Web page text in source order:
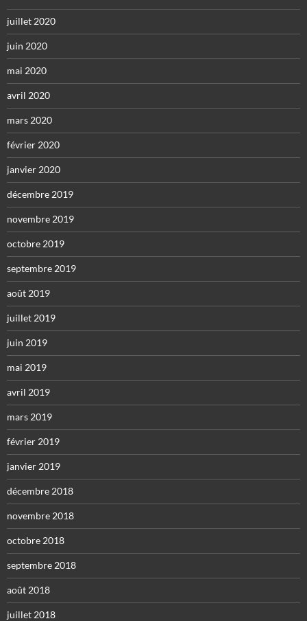
juillet 2020
juin 2020
mai 2020
avril 2020
mars 2020
février 2020
janvier 2020
décembre 2019
novembre 2019
octobre 2019
septembre 2019
août 2019
juillet 2019
juin 2019
mai 2019
avril 2019
mars 2019
février 2019
janvier 2019
décembre 2018
novembre 2018
octobre 2018
septembre 2018
août 2018
juillet 2018